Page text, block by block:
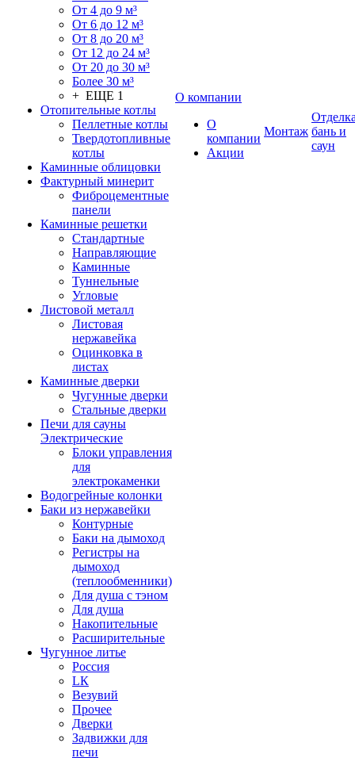
От 4 до 9 м³
От 6 до 12 м³
От 8 до 20 м³
От 12 до 24 м³
От 20 до 30 м³
Более 30 м³
+ ЕЩЕ 1
Отопительные котлы
Пеллетные котлы
Твердотопливные
котлы
Каминные облицовки
Фактурный минерит
Фиброцементные
панели
Каминные решетки
Стандартные
Направляющие
Каминные
Туннельные
Угловые
Листовой металл
Листовая
нержавейка
Оцинковка в
листах
Каминные дверки
Чугунные дверки
Стальные дверки
Печи для сауны
Электрические
Блоки управления
для
электрокаменки
Водогрейные колонки
Баки из нержавейки
Контурные
Баки на дымоход
Регистры на
дымоход
(теплообменники)
Для душа с тэном
Для душа
Накопительные
Расширительные
Чугунное литье
Россия
LК
Везувий
Прочее
Дверки
Задвижки для
печи
О компании
О
компании
Акции
Монтаж бань и
саун